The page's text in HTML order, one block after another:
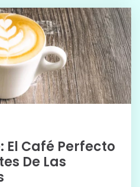
El Café Perfecto
De Las